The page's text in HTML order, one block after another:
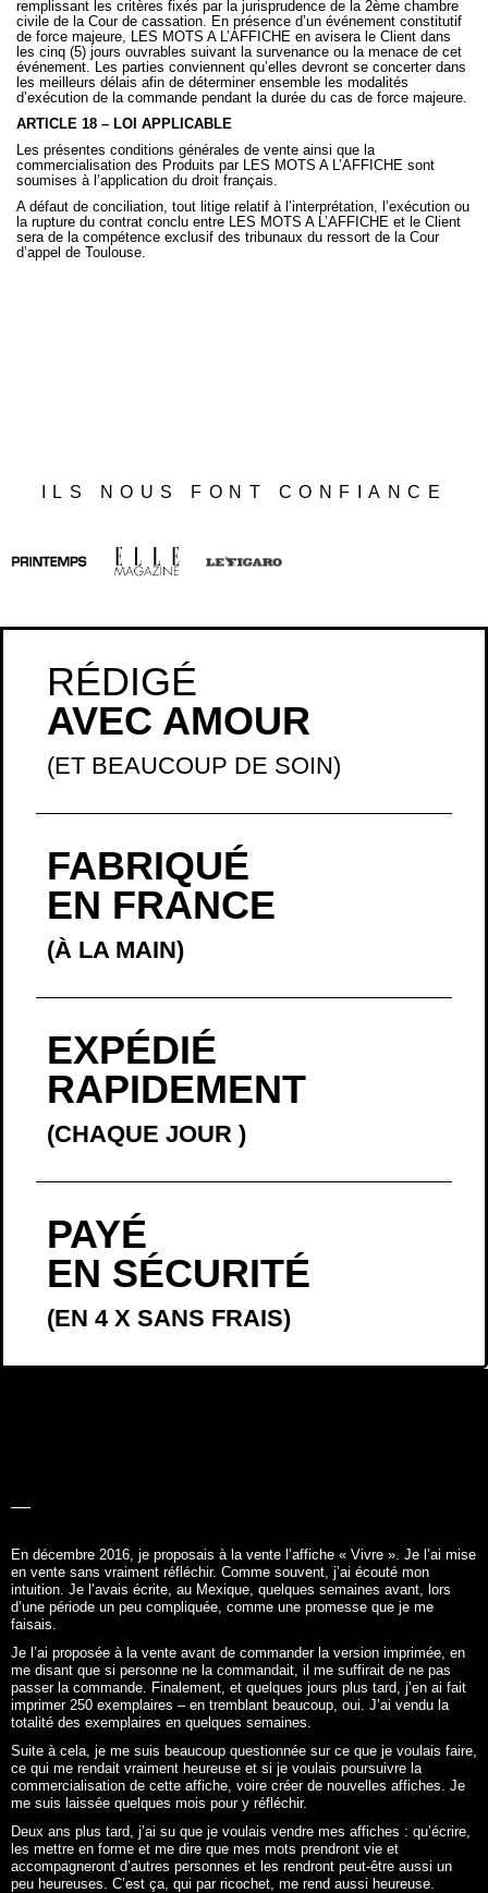
remplissant les critères fixés par la jurisprudence de la 2ème chambre
civile de la Cour de cassation. En présence d’un événement constitutif
de force majeure, LES MOTS A L’AFFICHE en avisera le Client dans
les cinq (5) jours ouvrables suivant la survenance ou la menace de cet
événement. Les parties conviennent qu’elles devront se concerter dans
les meilleurs délais afin de déterminer ensemble les modalités
d’exécution de la commande pendant la durée du cas de force majeure.
ARTICLE 18 – LOI APPLICABLE
Les présentes conditions générales de vente ainsi que la
commercialisation des Produits par LES MOTS A L’AFFICHE sont
soumises à l’application du droit français.
A défaut de conciliation, tout litige relatif à l’interprétation, l’exécution ou
la rupture du contrat conclu entre LES MOTS A L’AFFICHE et le Client
sera de la compétence exclusif des tribunaux du ressort de la Cour
d’appel de Toulouse.
ILS NOUS FONT CONFIANCE
RÉDIGÉ
AVEC AMOUR
(ET BEAUCOUP DE SOIN)
FABRIQUÉ
EN FRANCE
(À LA MAIN)
EXPÉDIÉ
RAPIDEMENT
(CHAQUE JOUR )
PAYÉ
EN SÉCURITÉ
(EN 4 X SANS FRAIS)
En décembre 2016, je proposais à la vente l’affiche « Vivre ». Je l’ai mise
en vente sans vraiment réfléchir. Comme souvent, j’ai écouté mon
intuition. Je l’avais écrite, au Mexique, quelques semaines avant, lors
d’une période un peu compliquée, comme une promesse que je me
faisais.
Je l’ai proposée à la vente avant de commander la version imprimée, en
me disant que si personne ne la commandait, il me suffirait de ne pas
passer la commande. Finalement, et quelques jours plus tard, j’en ai fait
imprimer 250 exemplaires – en tremblant beaucoup, oui. J’ai vendu la
totalité des exemplaires en quelques semaines.
Suite à cela, je me suis beaucoup questionnée sur ce que je voulais faire,
ce qui me rendait vraiment heureuse et si je voulais poursuivre la
commercialisation de cette affiche, voire créer de nouvelles affiches. Je
me suis laissée quelques mois pour y réfléchir.
Deux ans plus tard, j’ai su que je voulais vendre mes affiches : qu’écrire,
les mettre en forme et me dire que mes mots prendront vie et
accompagneront d’autres personnes et les rendront peut-être aussi un
peu heureuses. C’est ça, qui par ricochet, me rend aussi heureuse.